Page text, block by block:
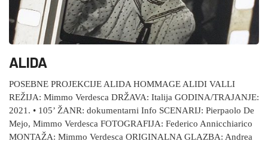
ALIDA
POSEBNE PROJEKCIJE ALIDA HOMMAGE ALIDI VALLI
REŽIJA: Mimmo Verdesca DRŽAVA: Italija GODINA/TRAJANJE:
2021. • 105’ ŽANR: dokumentarni Info SCENARIJ: Pierpaolo De
Mejo, Mimmo Verdesca FOTOGRAFIJA: Federico Annicchiarico
MONTAŽA: Mimmo Verdesca ORIGINALNA GLAZBA: Andrea